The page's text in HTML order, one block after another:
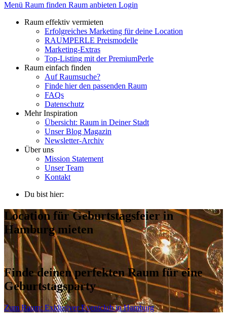
Menü Raum finden Raum anbieten Login
Raum effektiv vermieten
Erfolgreiches Marketing für deine Location
RAUMPERLE Preismodelle
Marketing-Extras
Top-Listing mit der PremiumPerle
Raum einfach finden
Auf Raumsuche?
Finde hier den passenden Raum
FAQs
Datenschutz
Mehr Inspiration
Übersicht: Raum in Deiner Stadt
Unser Blog Magazin
Newsletter-Archiv
Über uns
Mission Statement
Unser Team
Kontakt
Du bist hier:
Location für Geburtstagsfeier in
Hamburg mieten
Finde deinen perfekten Raum für eine
Geburtstagsparty
Zum Raum: Exklusiver Eventclub in Hamburg